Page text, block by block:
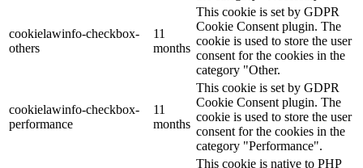
cookielawinfo-checkbox-
others
11
months
This cookie is set by GDPR
Cookie Consent plugin. The
cookie is used to store the user
consent for the cookies in the
category "Other.
cookielawinfo-checkbox-
performance
11
months
This cookie is set by GDPR
Cookie Consent plugin. The
cookie is used to store the user
consent for the cookies in the
category "Performance".
This cookie is native to PHP